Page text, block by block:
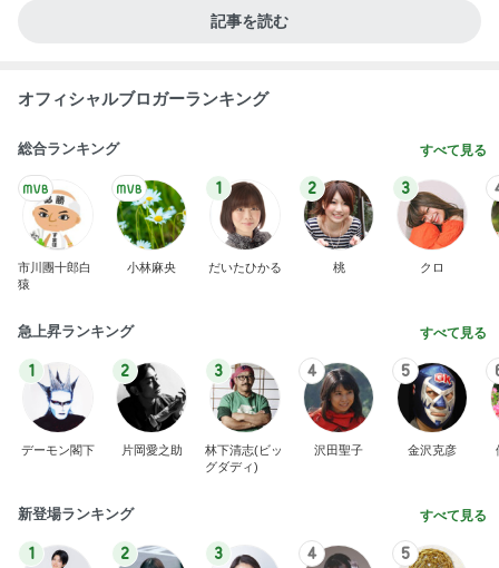
記事を読む
オフィシャルブロガーランキング
総合ランキング すべて見る
市川團十郎白
猿
小林麻央
1
だいたひかる
2
桃
3
クロ
急上昇ランキング すべて見る
1
デーモン閣下
2
片岡愛之助
3
林下清志(ビッ
グダディ)
4
沢田聖子
5
金沢克彦
新登場ランキング すべて見る
1 2 3 4 5